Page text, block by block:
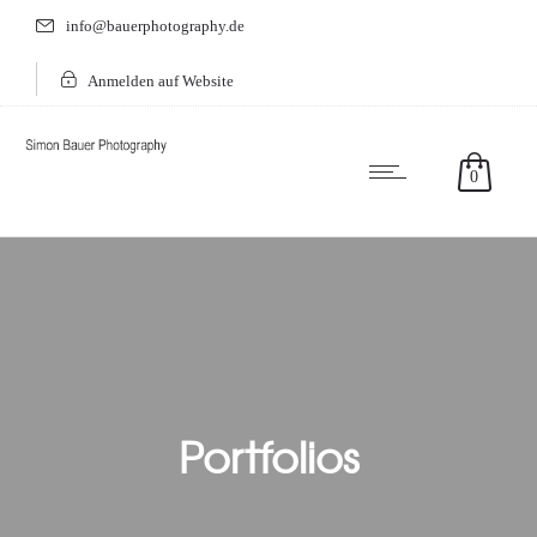
info@bauerphotography.de
Anmelden auf Website
0
Portfolios